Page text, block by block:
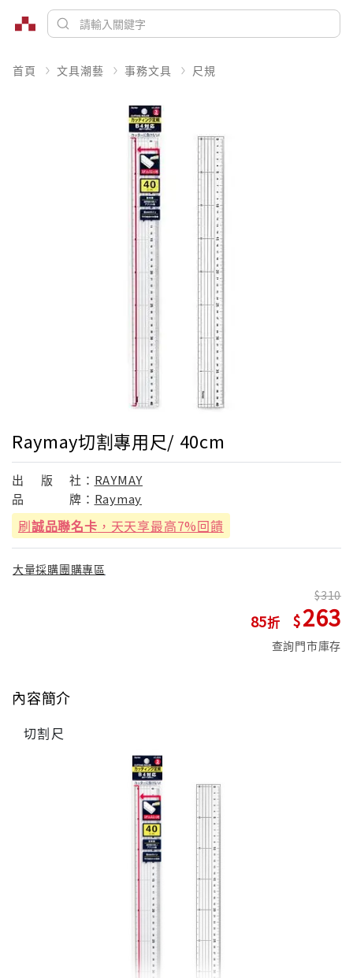
首頁 文具潮藝 事務文具 尺規
Raymay切割專用尺/ 40cm
出 版 社： RAYMAY
品
牌： Raymay
刷誠品聯名卡 ，天天享最高7%回饋
大量採購團購專區
85
310
263
查詢門市庫存
內容簡介
切割尺